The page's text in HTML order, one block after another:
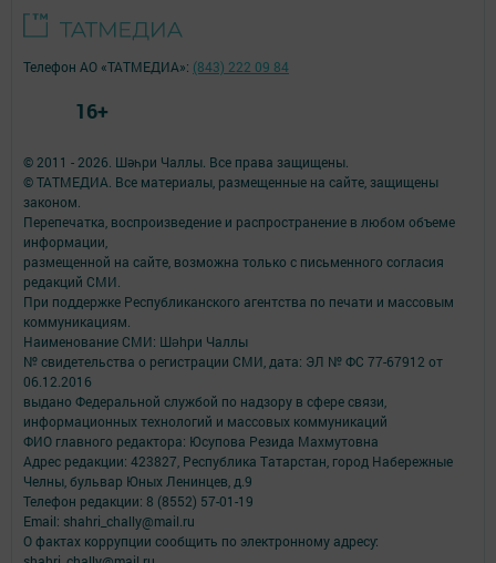
© 2011 - 2026. Шәһри Чаллы. Все права защищены.
© ТАТМЕДИА. Все материалы, размещенные на сайте, защищены
законом.
Перепечатка, воспроизведение и распространение в любом объеме
информации,
размещенной на сайте, возможна только с письменного согласия
редакций СМИ.
При поддержке Республиканского агентства по печати и массовым
коммуникациям.
Наименование СМИ: Шəhри Чаллы
№ свидетельства о регистрации СМИ, дата: ЭЛ № ФС 77-67912 от
06.12.2016
выдано Федеральной службой по надзору в сфере связи,
информационных технологий и массовых коммуникаций
ФИО главного редактора: Юсупова Резида Махмутовна
Адрес редакции: 423827, Республика Татарстан, город Набережные
Челны, бульвар Юных Ленинцев, д.9
Телефон редакции: 8 (8552) 57-01-19
Email: shahri_chally@mail.ru
О фактах коррупции сообщить по электронному адресу:
Телефон АО «ТАТМЕДИА»: (843) 222 09 84
16+